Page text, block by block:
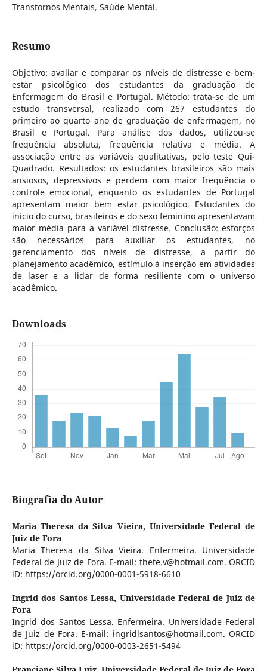
Transtornos Mentais, Saúde Mental.
Resumo
Objetivo: avaliar e comparar os níveis de distresse e bem-
estar psicológico dos estudantes da graduação de
Enfermagem do Brasil e Portugal. Método: trata-se de um
estudo transversal, realizado com 267 estudantes do
primeiro ao quarto ano de graduação de enfermagem, no
Brasil e Portugal. Para análise dos dados, utilizou-se
frequência absoluta, frequência relativa e média. A
associação entre as variáveis qualitativas, pelo teste Qui-
Quadrado. Resultados: os estudantes brasileiros são mais
ansiosos, depressivos e perdem com maior frequência o
controle emocional, enquanto os estudantes de Portugal
apresentam maior bem estar psicológico. Estudantes do
início do curso, brasileiros e do sexo feminino apresentavam
maior média para a variável distresse. Conclusão: esforços
são necessários para auxiliar os estudantes, no
gerenciamento dos níveis de distresse, a partir do
planejamento acadêmico, estímulo à inserção em atividades
de laser e a lidar de forma resiliente com o universo
acadêmico.
Downloads
Biografia do Autor
Maria Theresa da Silva Vieira, Universidade Federal de
Juiz de Fora
Maria Theresa da Silva Vieira. Enfermeira. Universidade
Federal de Juiz de Fora. E-mail: thete.v@hotmail.com. ORCID
iD: https://orcid.org/0000-0001-5918-6610
Ingrid dos Santos Lessa, Universidade Federal de Juiz de
Fora
Ingrid dos Santos Lessa. Enfermeira. Universidade Federal
de Juiz de Fora. E-mail: ingridlsantos@hotmail.com. ORCID
iD: https://orcid.org/0000-0003-2651-5494